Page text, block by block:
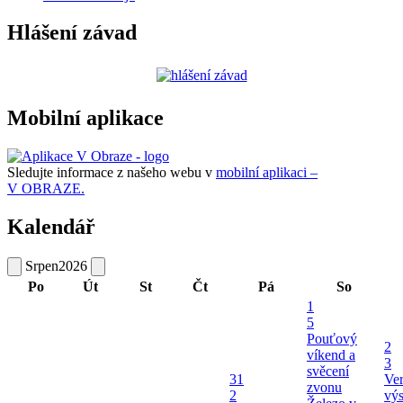
Hlášení závad
Mobilní aplikace
Sledujte informace z našeho webu v mobilní aplikaci –
V OBRAZE.
Kalendář
Srpen2026
Po
Út St Čt Pá So
31
2
1
5
Pouťový
víkend a
svěcení
zvonu
2
3